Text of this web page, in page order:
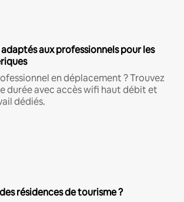
aux professionnels pour les
en déplacement ? Trouvez
durée avec accès wifi haut débit et
dédiés.
résidences de tourisme ?